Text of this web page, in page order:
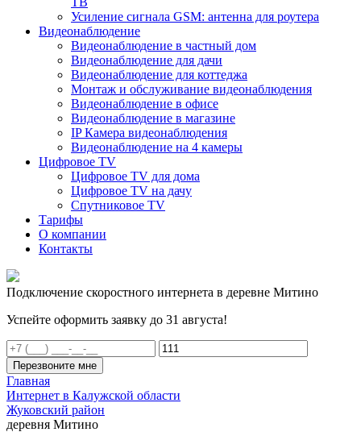
Усиление сигнала GSM: антенна для роутера
Видеонаблюдение
Видеонаблюдение в частный дом
Видеонаблюдение для дачи
Видеонаблюдение для коттеджа
Монтаж и обслуживание видеонаблюдения
Видеонаблюдение в офисе
Видеонаблюдение в магазине
IP Камера видеонаблюдения
Видеонаблюдение на 4 камеры
Цифровое TV
Цифровое TV для дома
Цифровое TV на дачу
Спутниковое TV
Тарифы
О компании
Контакты
Подключение скоростного интернета в деревне Митино
Успейте оформить заявку до 31 августа!
Перезвоните мне
Главная
Интернет в Калужской области
Жуковский район
деревня Митино